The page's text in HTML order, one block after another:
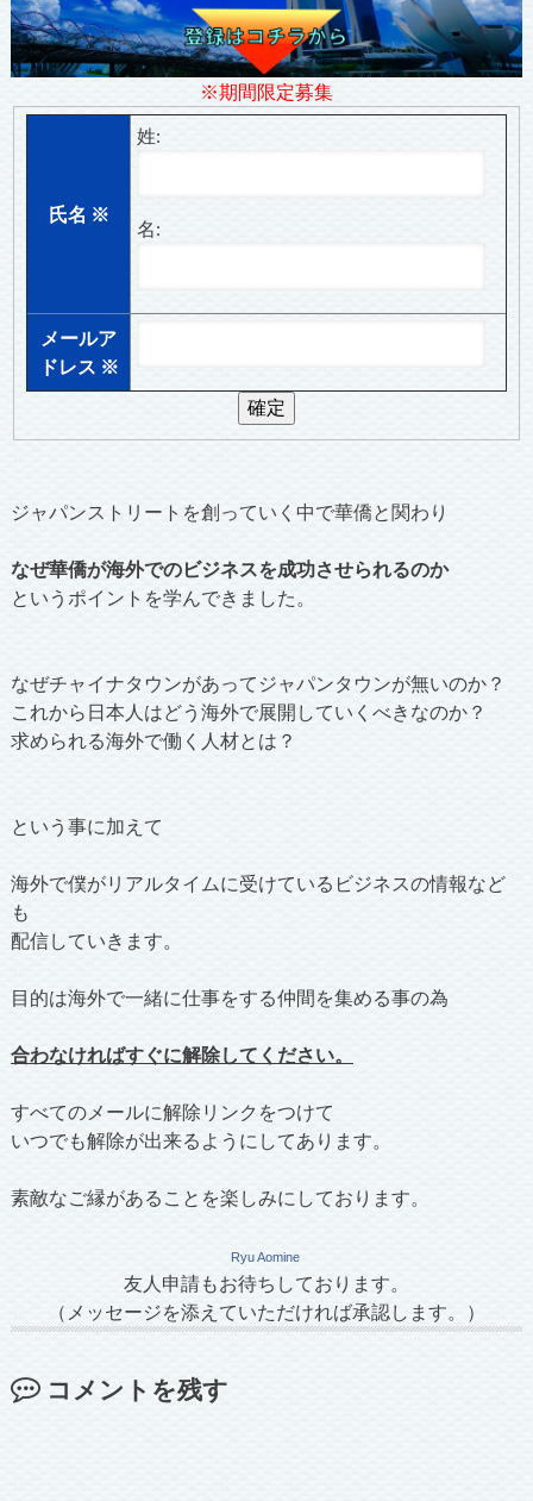
※期間限定募集
氏名 ※
姓:
名:
メールア
ドレス ※
ジャパンストリートを創っていく中で華僑と関わり
なぜ華僑が海外でのビジネスを成功させられるのか
というポイントを学んできました。
なぜチャイナタウンがあってジャパンタウンが無いのか？
これから日本人はどう海外で展開していくべきなのか？
求められる海外で働く人材とは？
という事に加えて
海外で僕がリアルタイムに受けているビジネスの情報など
も
配信していきます。
目的は海外で一緒に仕事をする仲間を集める事の為
合わなければすぐに解除してください。
すべてのメールに解除リンクをつけて
いつでも解除が出来るようにしてあります。
素敵なご縁があることを楽しみにしております。
Ryu Aomine
友人申請もお待ちしております。
（メッセージを添えていただければ承認します。）
コメントを残す